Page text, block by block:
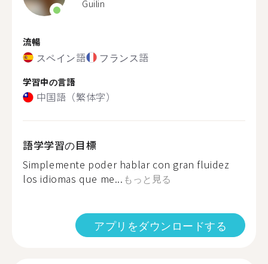
Guilin
流暢
スペイン語 フランス語
学習中の言語
中国語（繁体字）
語学学習の目標
Simplemente poder hablar con gran fluidez
los idiomas que me... もっと見る
アプリをダウンロードする